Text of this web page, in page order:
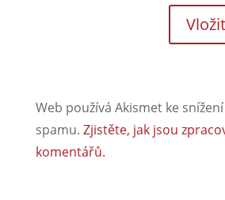
Web používá Akismet ke
spamu. Zjistěte, jak jsou
komentářů.